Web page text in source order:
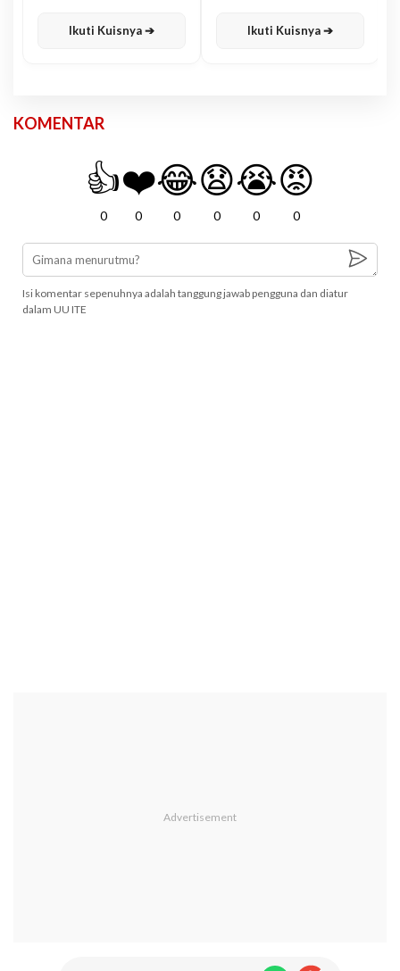
Ikuti Kuisnya ➔ Ikuti Kuisnya ➔
KOMENTAR
👍
0
❤️
0
😂
0
😧
0
😭
0
😡
0
Isi komentar sepenuhnya adalah tanggung jawab pengguna dan diatur
dalam UU ITE